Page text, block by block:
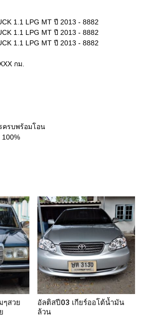
กม.
ครบพร้อมโอน
ๆสวย
อัลติสปี03 เกียร์ออโต้น้ำมัน
ล้วน